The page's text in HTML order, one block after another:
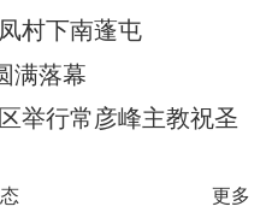
神父共祭
村下南蓬屯
满落幕
举行常彦峰主教祝圣
更多